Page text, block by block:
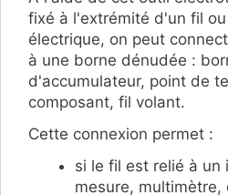
fixé à l'extrémité d'un fil
électrique, on peut
à une borne dénudée :
d'accumulateur, point de
composant, fil volant.
Cette connexion permet :
si le fil est relié à un
mesure,